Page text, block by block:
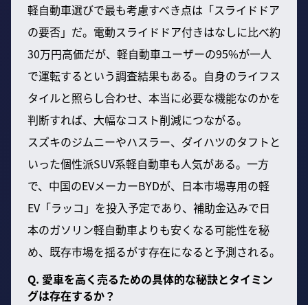
軽自動車選びで最も考慮すべき点は「スライドドア
の要否」だ。電動スライドドア付きはなしに比べ約
30万円高価だが、軽自動車ユーザーの95%が一人
で運転するという調査結果もある。自身のライフス
タイルと照らし合わせ、本当に必要な機能なのかを
判断すれば、大幅なコスト削減につながる。
スズキのジムニーやハスラー、ダイハツのタフトと
いった個性派SUV系軽自動車も人気がある。一方
で、中国のEVメーカーBYDが、日本市場専用の軽
EV「ラッコ」を投入予定であり、補助金込みで日
本のガソリン軽自動車よりも安くなる可能性を秘
め、既存市場を揺るがす存在になると予測される。
Q. 愛車を高く売るための具体的な秘訣とタイミン
グは存在するか？